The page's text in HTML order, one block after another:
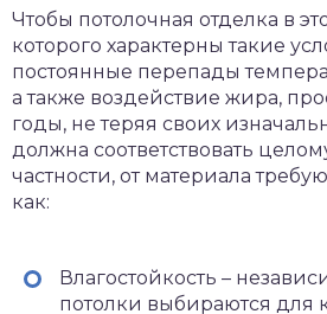
Чтобы потолочная отделка в
которого характерны такие
постоянные перепады
а также воздействие жира,
годы, не теряя своих
должна соответствовать
частности, от материала
как:
Влагостойкость –
потолки выбираются для